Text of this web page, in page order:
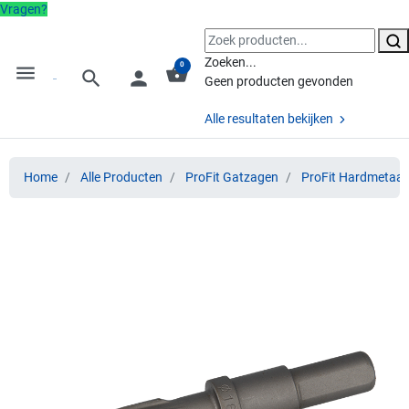
Vragen?
menu search person shopping_basket
0
Zoeken...
Geen producten gevonden
Alle resultaten bekijken
Home Alle Producten ProFit Gatzagen ProFit Hardmetaal